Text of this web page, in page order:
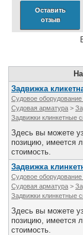
Журнал
Реклама
Выставки и
Личности
Словарь
Оставить
отзыв
Задвижка
Судовое
Судовая арматура >
Задвижки клинкетные
Здесь вы можете
позицию, имеется
стоимость.
Задвижка
Судовое
Судовая арматура >
Задвижки клинкетные
Здесь вы можете
позицию, имеется
стоимость.